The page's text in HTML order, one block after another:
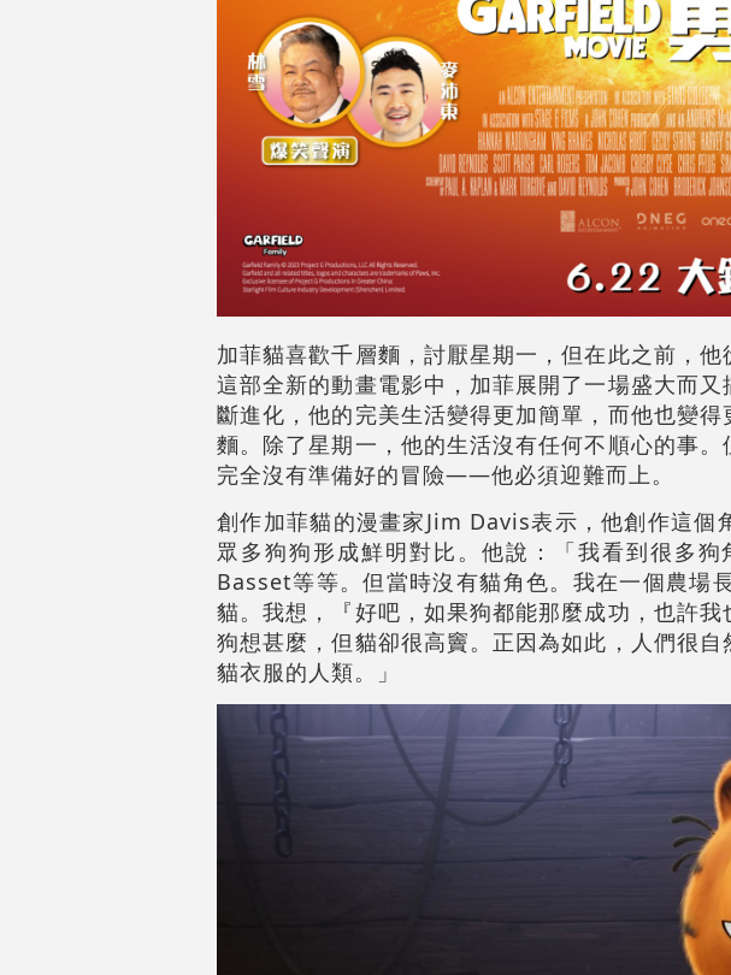
加菲貓喜歡千層麵，討厭星期一，但在此之前，
這部全新的動畫電影中，加菲展開了一場盛大而
斷進化，他的完美生活變得更加簡單，而他也變
麵。除了星期一，他的生活沒有任何不順心的事
完全沒有準備好的冒險——他必須迎難而上。
創作加菲貓的漫畫家Jim Davis表示，他創作這個
眾多狗狗形成鮮明對比。他說：「我看到很多
Basset等等。但當時沒有貓角色。我在一個農場
貓。我想，『好吧，如果狗都能那麼成功，也許
狗想甚麼，但貓卻很高竇。正因為如此，人們很
貓衣服的人類。」